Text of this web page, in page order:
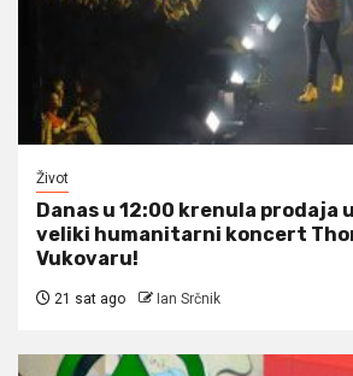
Život
Danas u 12:00 krenula prodaja
veliki humanitarni koncert
Vukovaru!
21 sat ago Ian Srčnik